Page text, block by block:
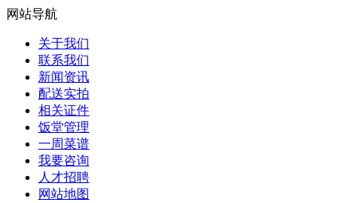
网站导航
关于我们
联系我们
新闻资讯
配送实拍
相关证件
饭堂管理
一周菜谱
我要咨询
人才招聘
网站地图